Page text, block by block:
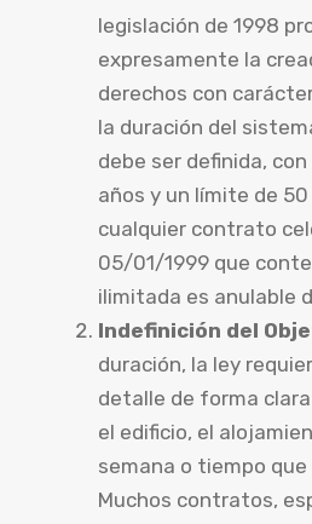
legislación de 1998
expresamente la
derechos con
la duración del
debe ser definida,
años y un límite de
cualquier contrato
05/01/1999 que
ilimitada es anulable
Indefinición del
duración, la ley
detalle de forma
el edificio, el
semana o tiempo que
Muchos contratos,